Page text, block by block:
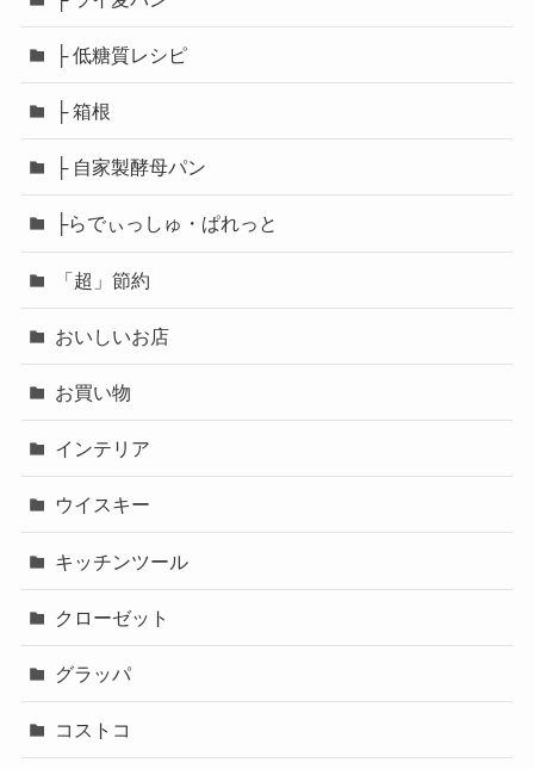
├ 低糖質レシピ
├ 箱根
├ 自家製酵母パン
├らでぃっしゅ・ぱれっと
「超」節約
おいしいお店
お買い物
インテリア
ウイスキー
キッチンツール
クローゼット
グラッパ
コストコ